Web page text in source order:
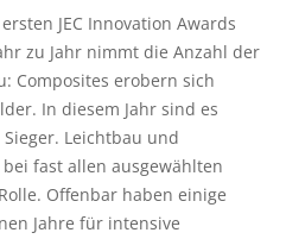
JEC Innovation Awards
zu Jahr nimmt die Anzahl der
Composites erobern sich
In diesem Jahr sind es
Leichtbau und
fast allen ausgewählten
Offenbar haben einige
Jahre für intensive